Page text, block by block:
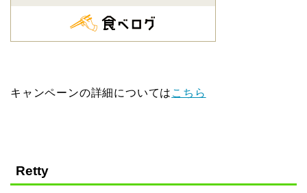
キャンペーンの詳細については こちら
Retty